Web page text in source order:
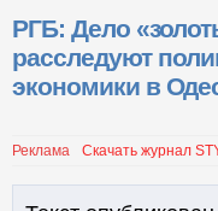
РГБ: Дело
расследуют
экономики в
Реклама Скачать журнал